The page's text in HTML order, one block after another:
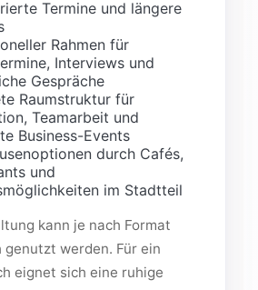
Termine und längere
Rahmen für
Interviews und
Gespräche
Raumstruktur für
Teamarbeit und
Business-Events
durch Cafés,
und
im Stadtteil
kann je nach Format
werden. Für ein
eignet sich eine ruhige